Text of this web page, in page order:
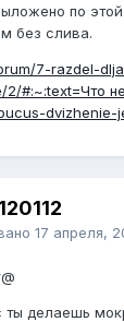
по
без слива.
7-razdel-
2/#:~:text=Что
dvizhenie-
17 апреля,
ты делаешь